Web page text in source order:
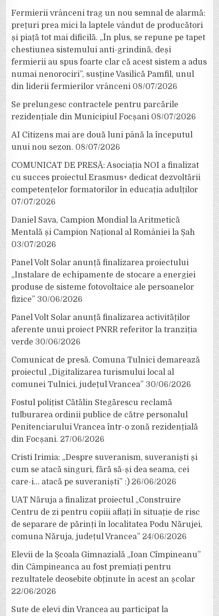
Fermierii vrânceni trag un nou semnal de alarmă:
prețuri prea mici la laptele vândut de producători
și piață tot mai dificilă. „În plus, se repune pe tapet
chestiunea sistemului anti-grindină, deși
fermierii au spus foarte clar că acest sistem a adus
numai nenorociri”, susține Vasilică Pamfil, unul
din liderii fermierilor vrânceni 08/07/2026
Se prelungesc contractele pentru parcările
rezidențiale din Municipiul Focșani 08/07/2026
AI Citizens mai are două luni până la începutul
unui nou sezon. 08/07/2026
COMUNICAT DE PRESĂ: Asociația NOI a finalizat
cu succes proiectul Erasmus+ dedicat dezvoltării
competențelor formatorilor în educația adulților
07/07/2026
Daniel Sava, Campion Mondial la Aritmetică
Mentală și Campion Național al României la Șah
03/07/2026
Panel Volt Solar anunță finalizarea proiectului
„Instalare de echipamente de stocare a energiei
produse de sisteme fotovoltaice ale persoanelor
fizice” 30/06/2026
Panel Volt Solar anunță finalizarea activităților
aferente unui proiect PNRR referitor la tranziția
verde 30/06/2026
Comunicat de presă. Comuna Tulnici demarează
proiectul „Digitalizarea turismului local al
comunei Tulnici, județul Vrancea” 30/06/2026
Fostul polițist Cătălin Stegărescu reclamă
tulburarea ordinii publice de către personalul
Penitenciarului Vrancea într-o zonă rezidențială
din Focșani. 27/06/2026
Cristi Irimia: „Despre suveranism, suveraniști și
cum se atacă singuri, fără să-și dea seama, cei
care-i… atacă pe suveraniști” :) 26/06/2026
UAT Năruja a finalizat proiectul „Construire
Centru de zi pentru copiii aflați în situație de risc
de separare de părinți în localitatea Podu Nărujei,
comuna Năruja, județul Vrancea” 24/06/2026
Elevii de la Școala Gimnazială „Ioan Cîmpineanu”
din Câmpineanca au fost premiați pentru
rezultatele deosebite obținute în acest an școlar
22/06/2026
Sute de elevi din Vrancea au participat la